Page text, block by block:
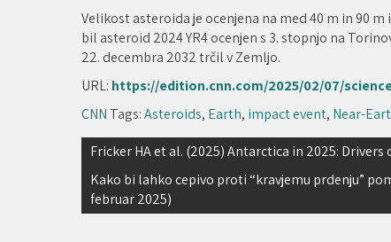
Velikost asteroida je ocenjena na med 40 m in 90
bil asteroid 2024 YR4 ocenjen s 3. stopnjo na
22. decembra 2032 trčil v Zemljo.
URL: https://edition.cnn.com/2025/02/07/
CNN Tags:Asteroids, Earth, impact event, Near-
Navigacija
prispevka
Fricker HA et al. (2025) Antarctica in 2025:
Kako bi lahko cepivo proti “kravjemu prdenju”
februar 2025)